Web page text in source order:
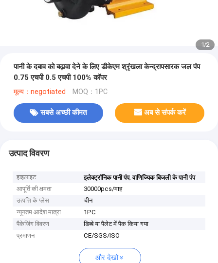
1/2
पानी के दबाव को बढ़ावा देने के लिए डीकेएम श्रृंखला केन्द्रापसारक जल पंप
0.75 एचपी 0.5 एचपी 100% कॉपर
मूल्य：negotiated MOQ：1PC
सबसे अच्छी कीमत अब से संपर्क करें
उत्पाद विवरण
हाइलाइट इलेक्ट्रॉनिक पानी पंप,वाणिज्यिक बिजली के पानी पंप
आपूर्ति की क्षमता
30000pcs/माह
उत्पत्ति के प्लेस
चीन
न्यूनतम आदेश मात्रा
1PC
पैकेजिंग विवरण
डिब्बे या पैलेट में पैक किया गया
प्रमाणन
CE/SGS/ISO
और देखो